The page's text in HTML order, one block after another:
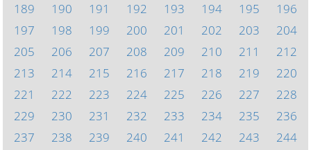
189
190 191 192 193 194 195
196
197
198 199 200 201 202 203
204
205
206 207 208 209 210 211
212
213
214 215 216 217 218 219
220
221
222 223 224 225 226 227
228
229
230 231 232 233 234 235
236
237
238 239 240 241 242 243
244